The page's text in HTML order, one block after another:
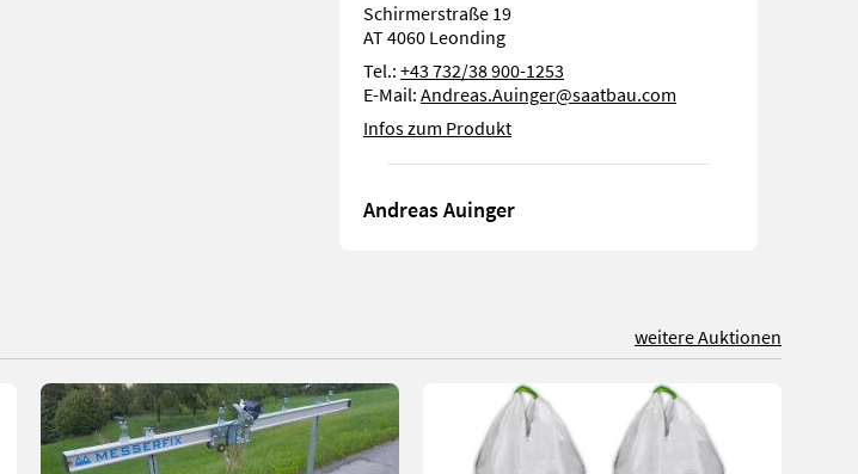
Schirmerstraße 19
AT 4060 Leonding
Tel.: +43 732/38 900-1253
E-Mail: Andreas.Auinger@saatbau.com
Infos zum Produkt
Andreas Auinger
weitere Auktionen